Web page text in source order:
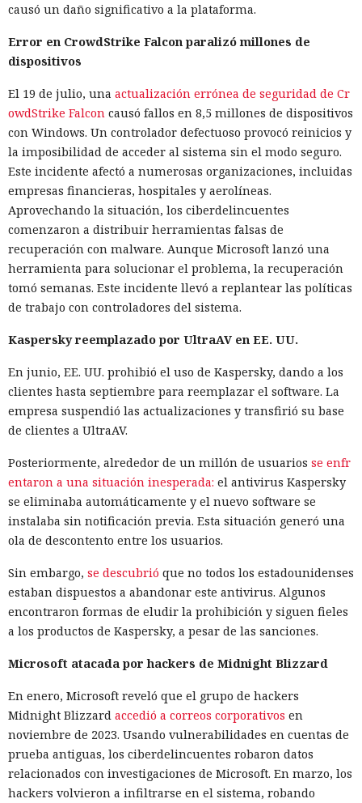
causó un daño significativo a la plataforma.
Error en CrowdStrike Falcon paralizó millones de
dispositivos
El 19 de julio, una actualización errónea de seguridad de Cr
owdStrike Falcon causó fallos en 8,5 millones de dispositivos
con Windows. Un controlador defectuoso provocó reinicios y
la imposibilidad de acceder al sistema sin el modo seguro.
Este incidente afectó a numerosas organizaciones, incluidas
empresas financieras, hospitales y aerolíneas.
Aprovechando la situación, los ciberdelincuentes
comenzaron a distribuir herramientas falsas de
recuperación con malware. Aunque Microsoft lanzó una
herramienta para solucionar el problema, la recuperación
tomó semanas. Este incidente llevó a replantear las políticas
de trabajo con controladores del sistema.
Kaspersky reemplazado por UltraAV en EE. UU.
En junio, EE. UU. prohibió el uso de Kaspersky, dando a los
clientes hasta septiembre para reemplazar el software. La
empresa suspendió las actualizaciones y transfirió su base
de clientes a UltraAV.
Posteriormente, alrededor de un millón de usuarios se enfr
entaron a una situación inesperada: el antivirus Kaspersky
se eliminaba automáticamente y el nuevo software se
instalaba sin notificación previa. Esta situación generó una
ola de descontento entre los usuarios.
Sin embargo, se descubrió que no todos los estadounidenses
estaban dispuestos a abandonar este antivirus. Algunos
encontraron formas de eludir la prohibición y siguen fieles
a los productos de Kaspersky, a pesar de las sanciones.
Microsoft atacada por hackers de Midnight Blizzard
En enero, Microsoft reveló que el grupo de hackers
Midnight Blizzard accedió a correos corporativos en
noviembre de 2023. Usando vulnerabilidades en cuentas de
prueba antiguas, los ciberdelincuentes robaron datos
relacionados con investigaciones de Microsoft. En marzo, los
hackers volvieron a infiltrarse en el sistema, robando